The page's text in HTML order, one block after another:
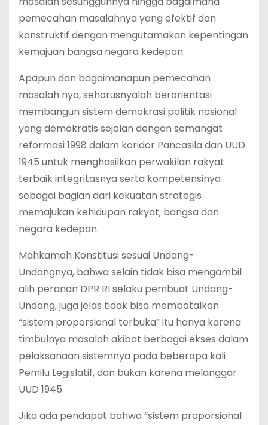
pemecahan masalahnya yang efektif dan
konstruktif dengan mengutamakan kepentingan
kemajuan bangsa negara kedepan.
Apapun dan bagaimanapun pemecahan
masalah nya, seharusnyalah berorientasi
membangun sistem demokrasi politik nasional
yang demokratis sejalan dengan semangat
reformasi 1998 dalam koridor Pancasila dan UUD
1945 untuk menghasilkan perwakilan rakyat
terbaik integritasnya serta kompetensinya
sebagai bagian dari kekuatan strategis
memajukan kehidupan rakyat, bangsa dan
negara kedepan.
Mahkamah Konstitusi sesuai Undang-
Undangnya, bahwa selain tidak bisa mengambil
alih peranan DPR RI selaku pembuat Undang-
Undang, juga jelas tidak bisa membatalkan
“sistem proporsional terbuka” itu hanya karena
timbulnya masalah akibat berbagai ekses dalam
pelaksanaan sistemnya pada beberapa kali
Pemilu Legislatif, dan bukan karena melanggar
UUD 1945.
Jika ada pendapat bahwa “sistem proporsional